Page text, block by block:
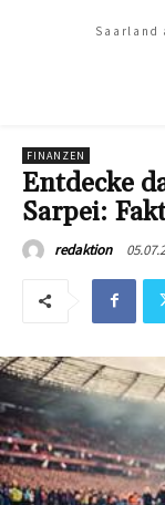
Saarland
FINANZEN
Entdecke
Sarpei:
redaktion